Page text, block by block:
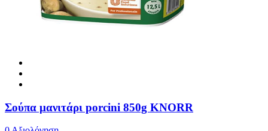
Σούπα μανιτάρι porcini 850g KNORR